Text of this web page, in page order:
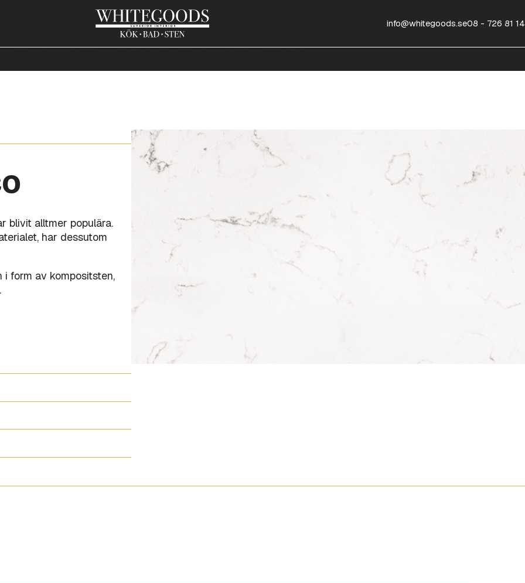
info@whitegoods.se08 - 726 81 14
blivit alltmer populära.
har dessutom
form av kompositsten,